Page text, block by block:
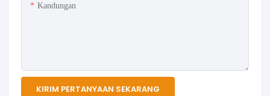
Kandungan
KIRIM PERTANYAAN SEKARANG